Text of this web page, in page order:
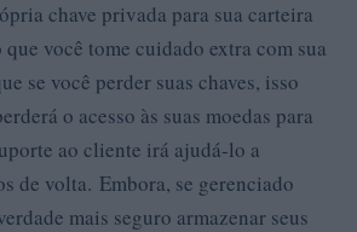
chave privada para sua carteira
você tome cuidado extra com sua
se você perder suas chaves, isso
o acesso às suas moedas para
ao cliente irá ajudá-lo a
de volta. Embora, se gerenciado
mais seguro armazenar seus